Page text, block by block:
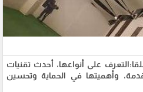
على أنواعها، أحدث تقنيات
وأهميتها في الحماية وتحسين